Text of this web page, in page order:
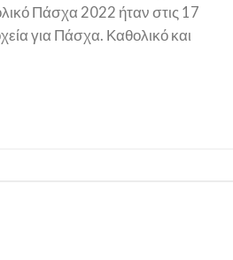
Πάσχα 2022 ήταν στις 17
για Πάσχα. Καθολικό και